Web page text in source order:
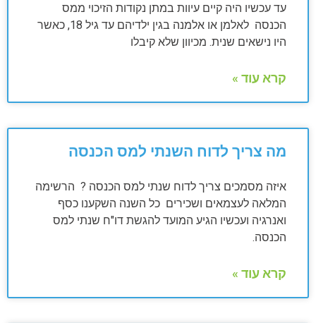
עד עכשיו היה קיים עיוות במתן נקודות הזיכוי ממס
הכנסה לאלמן או אלמנה בגין ילדיהם עד גיל 18, כאשר
היו נישאים שנית. מכיוון שלא קיבלו
קרא עוד »
מה צריך לדוח השנתי למס הכנסה
איזה מסמכים צריך לדוח שנתי למס הכנסה ? הרשימה
המלאה לעצמאים ושכירים כל השנה השקענו כסף
ואנרגיה ועכשיו הגיע המועד להגשת דו"ח שנתי למס
הכנסה.
קרא עוד »